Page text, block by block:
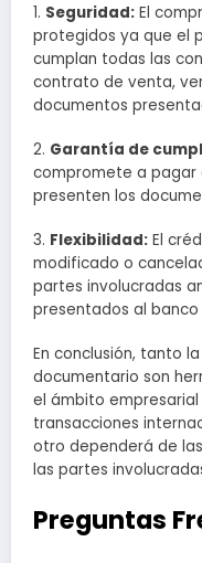
1. Seguridad: El
protegidos ya que el
cumplan todas las
contrato de venta,
documentos
2. Garantía de
compromete a pagar
presenten los
3. Flexibilidad: El
modificado o
partes involucradas
presentados al banco
En conclusión, tanto
documentario son
el ámbito
transacciones
otro dependerá de
las partes
Preguntas